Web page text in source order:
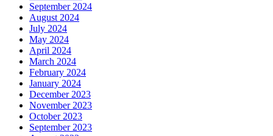
September 2024
August 2024
July 2024
May 2024
April 2024
March 2024
February 2024
January 2024
December 2023
November 2023
October 2023
September 2023